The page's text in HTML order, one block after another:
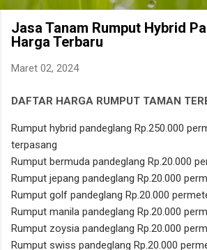
Jasa Tanam Rumput Hybrid
Harga Terbaru
Maret 02, 2024
DAFTAR HARGA RUMPUT TAMAN
Rumput hybrid pandeglang Rp.250.000
terpasang
Rumput bermuda pandeglang Rp.20.000
Rumput jepang pandeglang Rp.20.000
Rumput golf pandeglang Rp.20.000
Rumput manila pandeglang Rp.20.000
Rumput zoysia pandeglang Rp.20.000
Rumput swiss pandeglang Rp.20.000